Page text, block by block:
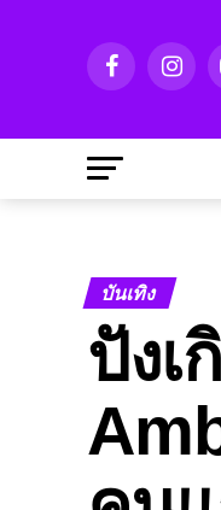
บันเทิง
ปัง